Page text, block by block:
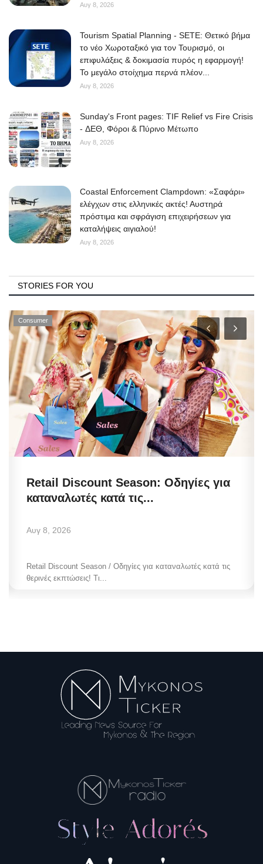
Αυγ 8, 2026
Tourism Spatial Planning - SETE: Θετικό βήμα
το νέο Χωροταξικό για τον Τουρισμό, οι
επιφυλάξεις & δοκιμασία πυρός η εφαρμογή!
Το μεγάλο στοίχημα περνά πλέον...
Αυγ 8, 2026
Sunday's Front pages: TIF Relief vs Fire Crisis
- ΔΕΘ, Φόροι & Πύρινο Μέτωπο
Αυγ 8, 2026
Coastal Enforcement Clampdown: «Σαφάρι»
ελέγχων στις ελληνικές ακτές! Αυστηρά
πρόστιμα και σφράγιση επιχειρήσεων για
καταλήψεις αιγιαλού!
Αυγ 8, 2026
STORIES FOR YOU
Consumer
Retail Discount Season: Οδηγίες για
καταναλωτές κατά τις...
Αυγ 8, 2026
Retail Discount Season / Οδηγίες για καταναλωτές κατά τις
θερινές εκπτώσεις! Τι...